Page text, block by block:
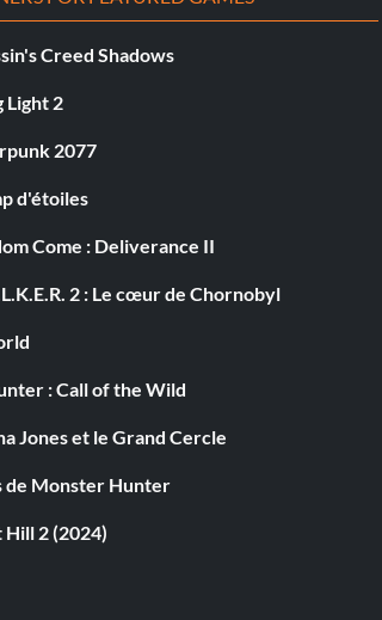
Creed Shadows
Light 2
2077
d'étoiles
Come : Deliverance II
2 : Le cœur de Chornobyl
: Call of the Wild
Jones et le Grand Cercle
de Monster Hunter
Hill 2 (2024)